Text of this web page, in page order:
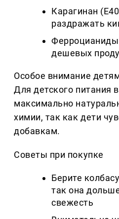
Карагинан
раздражать
дешевых
Особое внимание
Для детского питания
максимально
химии, так как дети
добавкам.
Советы при покупке
Берите
так она
свежесть